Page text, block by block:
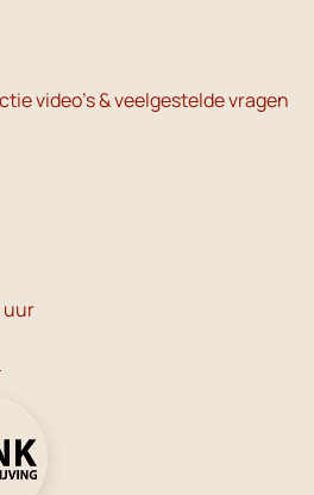
video's & veelgestelde vragen
uur